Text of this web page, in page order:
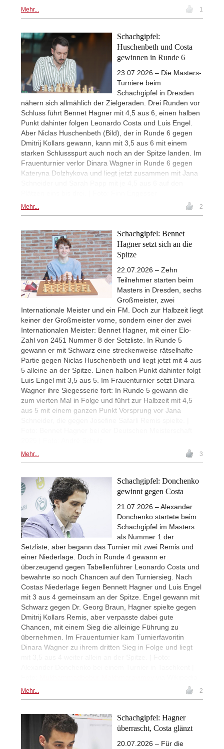
Mehr... 1
Schachgipfel:
Huschenbeth und Costa
gewinnen in Runde 6
23.07.2026 – Die Masters-
Turniere beim
Schachgipfel in Dresden
nähern sich allmählich der Zielgeraden. Drei Runden vor
Schluss führt Bennet Hagner mit 4,5 aus 6, einen halben
Punkt dahinter folgen Leonardo Costa und Luis Engel.
Aber Niclas Huschenbeth (Bild), der in Runde 6 gegen
Dmitrij Kollars gewann, kann mit 3,5 aus 6 mit einem
starken Schlussspurt auch noch an der Spitze landen. Im
Frauenturnier verlor Dinara Wagner in Runde 6 gegen
Kateryna Dolzhykova und liegt jetzt zusammen mit Jana
Mehr... 2
Schachgipfel: Bennet
Hagner setzt sich an die
Spitze
22.07.2026 – Zehn
Teilnehmer starten beim
Masters in Dresden, sechs
Großmeister, zwei
Internationale Meister und ein FM. Doch zur Halbzeit liegt
keiner der Großmeister vorne, sondern einer der zwei
Internationalen Meister: Bennet Hagner, mit einer Elo-
Zahl von 2451 Nummer 8 der Setzliste. In Runde 5
gewann er mit Schwarz eine streckenweise rätselhafte
Partie gegen Niclas Huschenbeth und liegt jetzt mit 4 aus
5 alleine an der Spitze. Einen halben Punkt dahinter folgt
Luis Engel mit 3,5 aus 5. Im Frauenturnier setzt Dinara
Wagner ihre Siegesserie fort: In Runde 5 gewann die
zum vierten Mal in Folge und führt zur Halbzeit mit 4,5
aus 5 mit einem ganzen Punkt Vorsprung vor Jana
Mehr... 3
Schachgipfel: Donchenko
gewinnt gegen Costa
21.07.2026 – Alexander
Donchenko startete beim
Schachgipfel im Masters
als Nummer 1 der
Setzliste, aber begann das Turnier mit zwei Remis und
einer Niederlage. Doch in Runde 4 gewann er
überzeugend gegen Tabellenführer Leonardo Costa und
bewahrte so noch Chancen auf den Turniersieg. Nach
Costas Niederlage liegen Bennett Hagner und Luis Engel
mit 3 aus 4 gemeinsam an der Spitze. Engel gewann mit
Schwarz gegen Dr. Georg Braun, Hagner spielte gegen
Dmitrij Kollars Remis, aber verpasste dabei gute
Chancen, mit einem Sieg die alleinige Führung zu
übernehmen. Im Frauenturnier kam Turnierfavoritin
Dinara Wagner zu ihrem dritten Sieg in Folge und liegt
Mehr... 2
Schachgipfel: Hagner
überrascht, Costa glänzt
20.07.2026 – Für die